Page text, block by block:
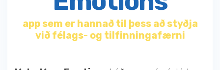
app sem er hannað til þess að styðja
við félags- og tilfinningafærni